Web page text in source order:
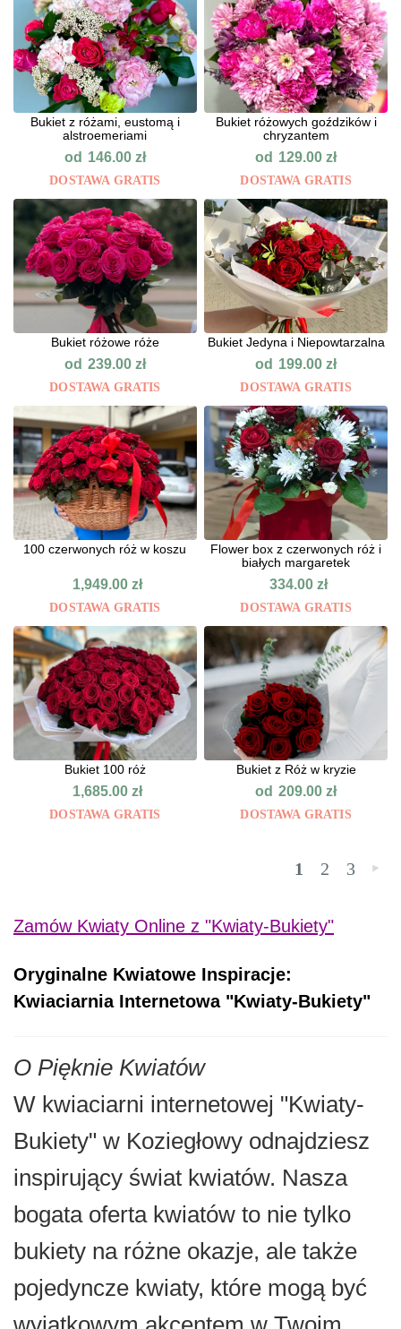
Bukiet z różami, eustomą i
alstroemeriami
od 146.00 zł
DOSTAWA GRATIS
Bukiet różowych goździków i
chryzantem
od 129.00zł
DOSTAWA GRATIS
Bukiet różowe róże
od 239.00 zł
DOSTAWA GRATIS
Bukiet Jedyna i Niepowtarzalna
od 199.00zł
DOSTAWA GRATIS
100 czerwonych róż w koszu
1,949.00zł
DOSTAWA GRATIS
Flower box z czerwonych róż i
białych margaretek
334.00zł
DOSTAWA GRATIS
Bukiet 100 róż
1,685.00zł
DOSTAWA GRATIS
Bukiet z Róż w kryzie
od 209.00zł
DOSTAWA GRATIS
1 2 3 »
Zamów Kwiaty Online z "Kwiaty-Bukiety"
Oryginalne Kwiatowe Inspiracje:
Kwiaciarnia Internetowa "Kwiaty-Bukiety"
O Pięknie Kwiatów
W kwiaciarni internetowej "Kwiaty-
Bukiety" w Koziegłowy odnajdziesz
inspirujący świat kwiatów. Nasza
bogata oferta kwiatów to nie tylko
bukiety na różne okazje, ale także
pojedyncze kwiaty, które mogą być